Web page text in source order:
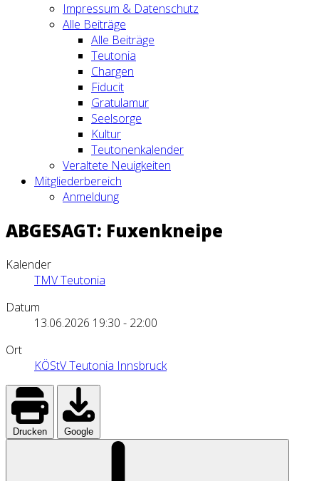
Impressum & Datenschutz
Alle Beiträge
Alle Beiträge
Teutonia
Chargen
Fiducit
Gratulamur
Seelsorge
Kultur
Teutonenkalender
Veraltete Neuigkeiten
Mitgliederbereich
Anmeldung
ABGESAGT: Fuxenkneipe
Kalender
TMV Teutonia
Datum
13.06.2026 19:30 - 22:00
Ort
KÖStV Teutonia Innsbruck
Drucken Google